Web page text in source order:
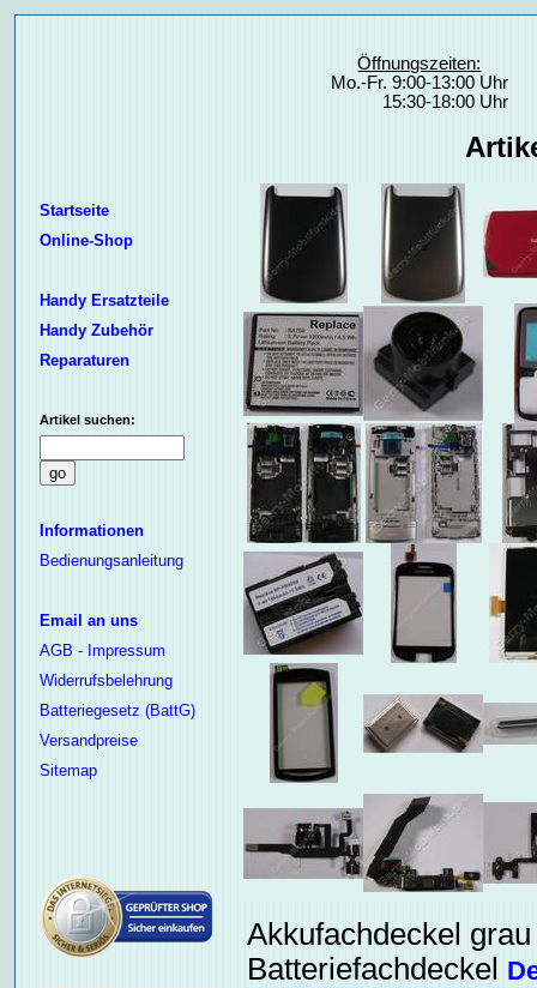
Öffnungszeiten:
Mo.-Fr. 9:00-13:00 Uhr
15:30-18:00 Uhr
Startseite
Online-Shop
Handy Ersatzteile
Handy Zubehör
Reparaturen
Artikel suchen:
Informationen
Bedienungsanleitung
Email an uns
AGB - Impressum
Widerrufsbelehrung
Batteriegesetz (BattG)
Versandpreise
Sitemap
Akkufachdeckel
Batteriefachdeckel